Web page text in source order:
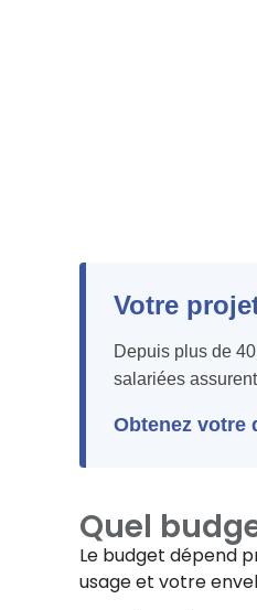
Votre
Depuis plus de
salariées
Obtenez votre
Quel
Le budget dépend
usage et votre